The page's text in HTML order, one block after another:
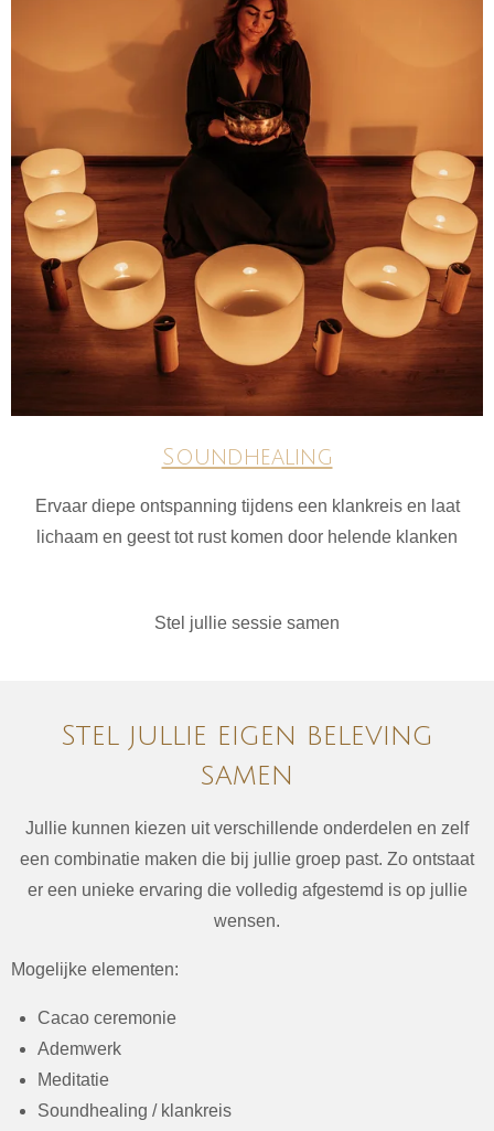
Soundhealing
Ervaar diepe ontspanning tijdens een klankreis en laat
lichaam en geest tot rust komen door helende klanken
Stel jullie sessie samen
Stel jullie eigen beleving
samen
Jullie kunnen kiezen uit verschillende onderdelen en zelf
een combinatie maken die bij jullie groep past. Zo ontstaat
er een unieke ervaring die volledig afgestemd is op jullie
wensen.
Mogelijke elementen:
Cacao ceremonie
Ademwerk
Meditatie
Soundhealing / klankreis